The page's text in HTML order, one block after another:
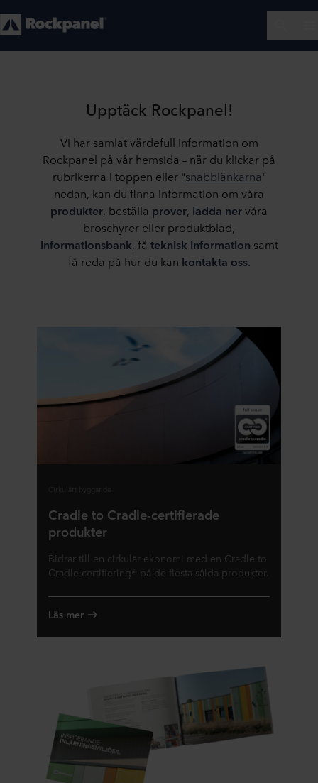
Upptäck Rockpanel!
Vi har samlat värdefull information om
Rockpanel på vår hemsida – när du klickar på
rubrikerna i toppen eller "snabblänkarna"
nedan, kan du finna information om våra
produkter, beställa prover, ladda nervåra
broschyrer eller produktblad,
informationsbank, få teknisk information samt
få reda på hur du kan kontakta oss.
Cradle to Cradle-certifierade
produkter
Bidrar till en cirkulär ekonomi med en Cradle to
Cradle-certifiering® på de flesta sålda produkter.
Läs mer